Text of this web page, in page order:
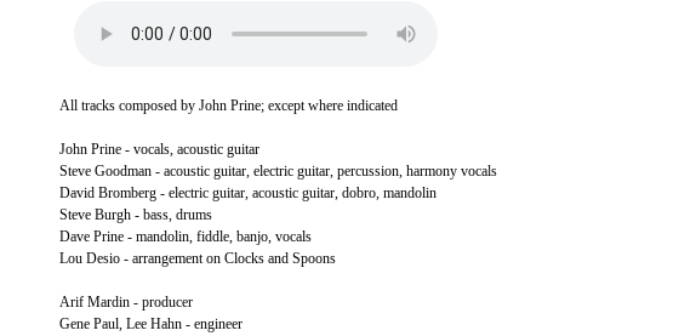
All tracks composed by John Prine; except where indicated
John Prine - vocals, acoustic guitar
Steve Goodman - acoustic guitar, electric guitar, percussion, harmony vocals
David Bromberg - electric guitar, acoustic guitar, dobro, mandolin
Steve Burgh - bass, drums
Dave Prine - mandolin, fiddle, banjo, vocals
Lou Desio - arrangement on Clocks and Spoons
Arif Mardin - producer
Gene Paul, Lee Hahn - engineer